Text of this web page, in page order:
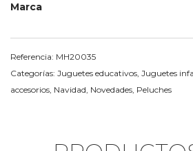
Marca
Referencia: MH20035
Categorías: Juguetes educativos Juguetes
accesorios Navidad Novedades Peluches